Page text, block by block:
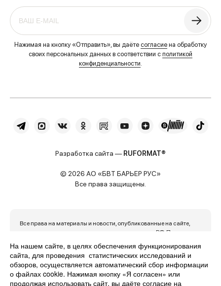
Нажимая на кнопку «Отправить», вы даёте согласие на обработку
своих персональных данных в соответствии с политикой
конфиденциальности.
Разработка сайта — RUFORMAT®
© 2026 АО «БВТ БАРЬЕР РУС»
Все права защищены.
Все права на материалы и новости, опубликованные на сайте,
охраняются в соответствии с законодательством РФ. При
обязательна. Сайт использует файлы cookie и данные об IP-
адресе пользователя для обеспечения максимального удобства
его использования. Продолжая пользоваться сайтом, вы
автоматически с этим соглашаетесь.
На нашем сайте, в целях обеспечения функционирования
сайта, для проведения статистических исследований и
обзоров, осуществляется автоматический сбор информации
о файлах cookie. Нажимая кнопку «Я согласен» или
продолжая использовать сайт, вы даёте согласие на